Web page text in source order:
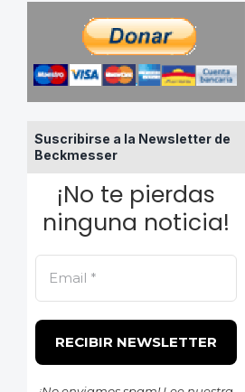
Suscribirse a la Newsletter de
Beckmesser
¡No te pierdas
ninguna noticia!